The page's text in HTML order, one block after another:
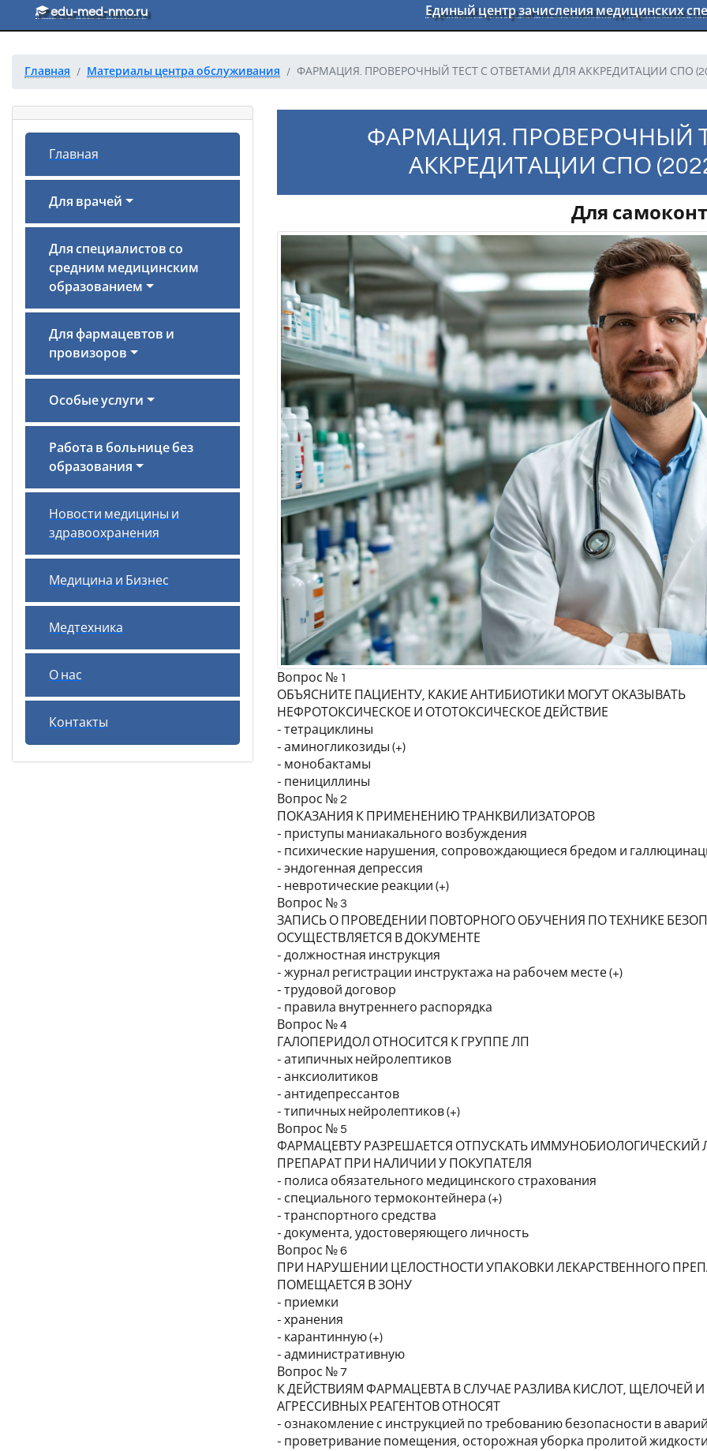
Перейти к основному тексту
edu-med-nmo.ru Единый центр зачисления медицинских
Главная Материалы центра обслуживания ФАРМАЦИЯ. ПРОВЕРОЧНЫЙ ТЕСТ С ОТВЕТАМИ ДЛЯ АККРЕДИТАЦИИ СПО
Главная
Для врачей
Для специалистов со
средним медицинским
образованием
Для фармацевтов и
провизоров
Особые услуги
Работа в больнице без
образования
Новости медицины и
здравоохранения
Медицина и Бизнес
Медтехника
О нас
Контакты
ФАРМАЦИЯ. ПРОВЕРОЧНЫЙ
АККРЕДИТАЦИИ СПО
Для
Вопрос № 1
ОБЪЯСНИТЕ ПАЦИЕНТУ, КАКИЕ АНТИБИОТИКИ МОГУТ ОКАЗЫВАТЬ
НЕФРОТОКСИЧЕСКОЕ И ОТОТОКСИЧЕСКОЕ ДЕЙСТВИЕ
- тетрациклины
- аминогликозиды (+)
- монобактамы
- пенициллины
Вопрос № 2
ПОКАЗАНИЯ К ПРИМЕНЕНИЮ ТРАНКВИЛИЗАТОРОВ
- приступы маниакального возбуждения
- психические нарушения, сопровождающиеся бредом и
- эндогенная депрессия
- невротические реакции (+)
Вопрос № 3
ЗАПИСЬ О ПРОВЕДЕНИИ ПОВТОРНОГО ОБУЧЕНИЯ ПО ТЕХНИКЕ
ОСУЩЕСТВЛЯЕТСЯ В ДОКУМЕНТЕ
- должностная инструкция
- журнал регистрации инструктажа на рабочем месте (+)
- трудовой договор
- правила внутреннего распорядка
Вопрос № 4
ГАЛОПЕРИДОЛ ОТНОСИТСЯ К ГРУППЕ ЛП
- атипичных нейролептиков
- анксиолитиков
- антидепрессантов
- типичных нейролептиков (+)
Вопрос № 5
ФАРМАЦЕВТУ РАЗРЕШАЕТСЯ ОТПУСКАТЬ ИММУНОБИОЛОГИЧЕСКИЙ
ПРЕПАРАТ ПРИ НАЛИЧИИ У ПОКУПАТЕЛЯ
- полиса обязательного медицинского страхования
- специального термоконтейнера (+)
- транспортного средства
- документа, удостоверяющего личность
Вопрос № 6
ПРИ НАРУШЕНИИ ЦЕЛОСТНОСТИ УПАКОВКИ ЛЕКАРСТВЕННОГО
ПОМЕЩАЕТСЯ В ЗОНУ
- приемки
- хранения
- карантинную (+)
- административную
Вопрос № 7
К ДЕЙСТВИЯМ ФАРМАЦЕВТА В СЛУЧАЕ РАЗЛИВА КИСЛОТ, ЩЕЛОЧЕЙ И
АГРЕССИВНЫХ РЕАГЕНТОВ ОТНОСЯТ
- ознакомление с инструкцией по требованию безопасности в
- проветривание помещения, осторожная уборка пролитой жидкости